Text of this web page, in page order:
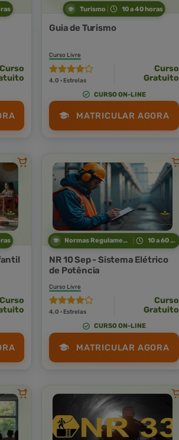
Curso
Turismo 10 a 40 horas
Guia de Turismo
Curso Livre
4,0 · Estrelas
Curso
Gratuito
CURSO ON-LINE
MATRICULAR AGORA
Curso
Normas Regulamentadoras 10 a 60 horas
NR 10 Sep - Sistema Elétrico
de Potência
Curso Livre
4,0 · Estrelas
Curso
Gratuito
CURSO ON-LINE
MATRICULAR AGORA